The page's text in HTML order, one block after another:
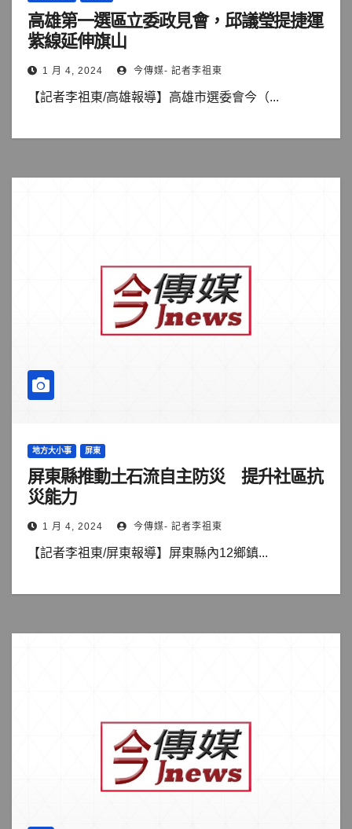
高雄第一選區立委政見會，邱議瑩提捷運
紫線延伸旗山
1 月 4, 2024 今傳媒- 記者李祖東
【記者李祖東/高雄報導】高雄市選委會今（...
地方大小事 屏東
屏東縣推動土石流自主防災 提升社區抗
災能力
1 月 4, 2024 今傳媒- 記者李祖東
【記者李祖東/屏東報導】屏東縣內12鄉鎮...